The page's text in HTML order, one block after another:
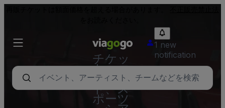
チケッ
ト - コ
ンサー
ト、ス
ポーツ
1 new
notification